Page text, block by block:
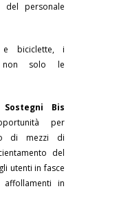
del personale
biciclette, i
non solo le
Sostegni Bis
per
di mezzi di
del
utenti in fasce
in